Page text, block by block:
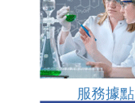
服務據點